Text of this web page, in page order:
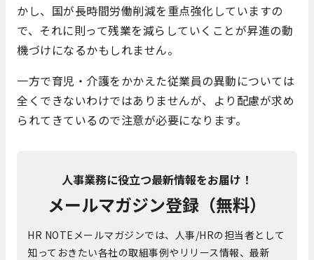
かし、国が長時間労働削減を重点強化していますの
で、それに則って残業を減らしていくことが昇進の動
機づけになるかもしれません。
一方で育児・介護をかかえた従業員の異動については
全くできないわけではありませんが、より配慮が求め
られてきているので注意が必要になります。
人事業務に役立つ最新情報をお届け！
メールマガジン登録（無料）
HR NOTEメールマガジンでは、人事/HRの担当者として
知っておきたい各社の取組事例やリリース情報、最新